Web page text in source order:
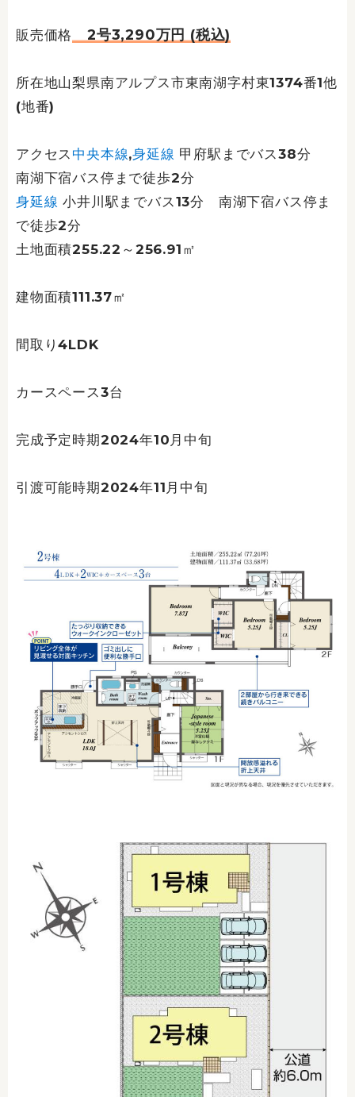
販売価格 2号3,290万円 (税込)
所在地山梨県南アルプス市東南湖字村東1374番1他
(地番)
アクセス 中央本線,身延線 甲府駅までバス38分
南湖下宿バス停まで徒歩2分
身延線 小井川駅までバス13分 南湖下宿バス停ま
で徒歩2分
土地面積255.22～256.91㎡
建物面積111.37㎡
間取り4LDK
カースペース3台
完成予定時期2024年10月中旬
引渡可能時期2024年11月中旬